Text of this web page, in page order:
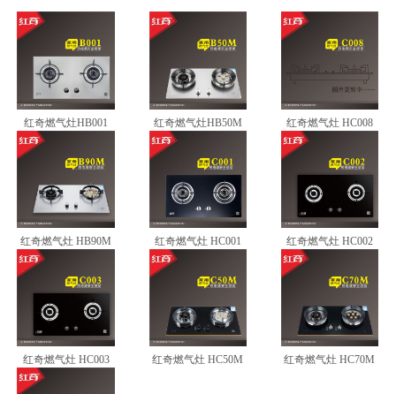
红奇燃气灶HB001 红奇燃气灶HB50M 红奇燃气灶 HC008
红奇燃气灶 HB90M 红奇燃气灶 HC001 红奇燃气灶 HC002
红奇燃气灶 HC003 红奇燃气灶 HC50M 红奇燃气灶 HC70M